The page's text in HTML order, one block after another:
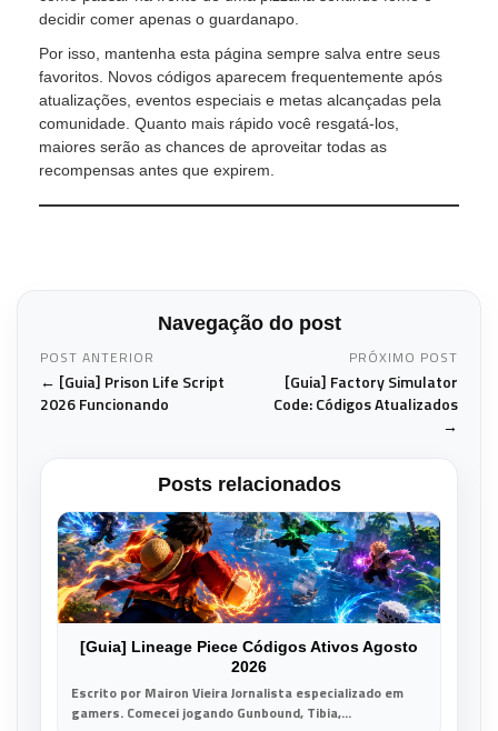
decidir comer apenas o guardanapo.
Por isso, mantenha esta página sempre salva entre seus
favoritos. Novos códigos aparecem frequentemente após
atualizações, eventos especiais e metas alcançadas pela
comunidade. Quanto mais rápido você resgatá-los,
maiores serão as chances de aproveitar todas as
recompensas antes que expirem.
Navegação do post
POST ANTERIOR
← [Guia] Prison Life Script
2026 Funcionando
PRÓXIMO POST
[Guia] Factory Simulator
Code: Códigos Atualizados
→
Posts relacionados
[Guia] Lineage Piece Códigos Ativos Agosto
2026
Escrito por Mairon Vieira Jornalista especializado em
gamers. Comecei jogando Gunbound, Tibia,...